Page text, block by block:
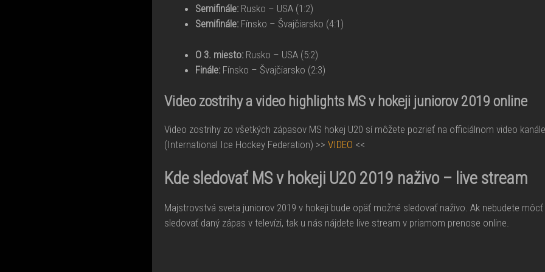
Semifinále: Rusko – USA (1:2)
Semifinále: Fínsko – Švajčiarsko (4:1)
O 3. miesto: Rusko – USA (5:2)
Finále: Fínsko – Švajčiarsko (2:3)
Video zostrihy a video highlights MS v hokeji juniorov 2019 online
Video zostrihy zo všetkých zápasov MS hokej U20 sí môžete pozrieť na officiálnom video
(International Ice Hockey Federation) >> VIDEO <<
Kde sledovať MS v hokeji U20 2019 naživo – live stream
Majstrovstvá sveta juniorov 2019 v hokeji bude opäť možné sledovať naživo. Ak nebudete môcť
sledovať daný zápas v televízi, tak u nás nájdete live stream v priamom prenose online.